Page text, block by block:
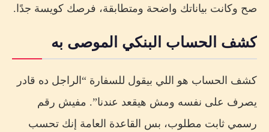
صح وكانت بياناتك واضحة ومتطابقة، فرصك كويسة جدًا.
كشف الحساب البنكي الموصى به
كشف الحساب هو اللي بيقول للسفارة “الراجل ده قادر
يصرف على نفسه ومش هيقعد عندنا”. مفيش رقم
رسمي ثابت مطلوب، بس القاعدة العامة إنك تحسب